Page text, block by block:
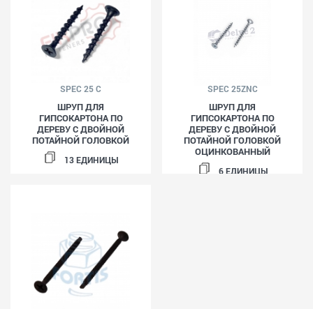
SPEC 25 C
ШРУП ДЛЯ
ГИПСОКАРТОНА ПО
ДЕРЕВУ С ДВОЙНОЙ
ПОТАЙНОЙ ГОЛОВКОЙ
13 ЕДИНИЦЫ
SPEC 25ZNC
ШРУП ДЛЯ
ГИПСОКАРТОНА ПО
ДЕРЕВУ С ДВОЙНОЙ
ПОТАЙНОЙ ГОЛОВКОЙ
OЦИНКОВАННЫЙ
6 ЕДИНИЦЫ